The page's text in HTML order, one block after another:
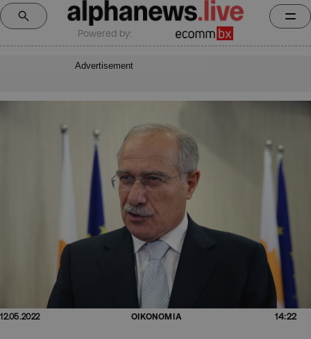
Powered by:
Advertisement
12.05.2022 ΟΙΚΟΝΟΜΙΑ 14:22